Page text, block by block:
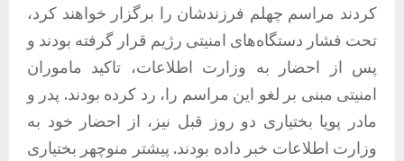
کردند مراسم چهلم فرزندشان را برگزار خواهند کرد،
تحت فشار دستگاه‌های امنیتی رژیم قرار گرفته بودند و
پس از احضار به وزارت اطلاعات، تاکید ماموران
امنیتی مبنی بر لغو این مراسم را، رد کرده بودند. پدر و
مادر پویا بختیاری دو روز قبل نیز، از احضار خود به
وزارت اطلاعات خبر داده بودند. پیشتر منوچهر بختیاری